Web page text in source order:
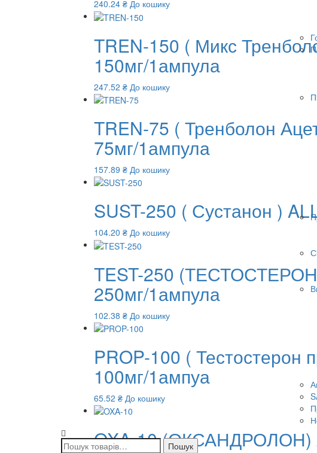
240.24 ₴ До кошику
TREN-150 ( Микс
150мг/1ампула
247.52 ₴ До кошику
TREN-75 ( Тренболон
75мг/1ампула
157.89 ₴ До кошику
SUST-250 ( Сустанон )
104.20 ₴ До кошику
TEST-250
250мг/1ампула
102.38 ₴ До кошику
PROP-100 ( Тестостерон
100мг/1ампуа
65.52 ₴ До кошику
OXA-10 (ОКСАНДРОЛОН)